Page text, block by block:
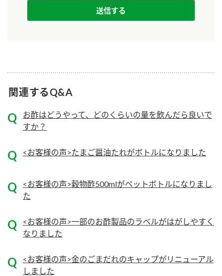
スペシャルサイト
すしラボ
納豆の豆知識
ミツカンのCM
人気商品 ＋ おすすめレシピ
各部門が大切にしていること
おいしさと健康への取り組み
キッザニア東京「ぽん酢工房」
お客様相談センター
よくあるご質問
お問い合わせ
ミツカン公式通販
業務用サイト
関連するQ&A
お酢はどうやって、どのくらいの量を飲んだら良いで
すか？
<お客様の声>たまご醤油たれがボトルになりました
<お客様の声>穀物酢500mlがペットボトルになりまし
た
<お客様の声>一部のお酢製品のラベルがはがしやすく
なりました
<お客様の声>金のごまだれのキャップがリニューアル
しました